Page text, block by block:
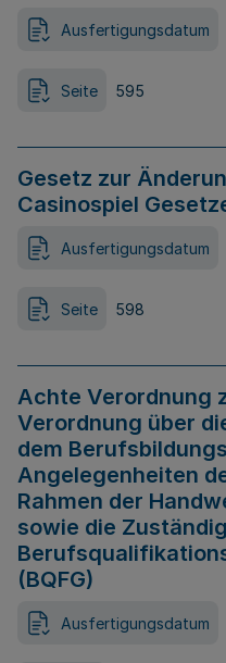
Ausfertigungsdatum
Seite 595
Gesetz zur
Casinospiel
Ausfertigungsdatum
Seite 598
Achte Verordnung
Verordnung über
dem
Angelegenheiten
Rahmen der
sowie die
(BQFG)
Ausfertigungsdatum